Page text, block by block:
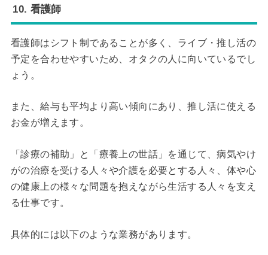
10. 看護師
看護師はシフト制であることが多く、ライブ・推し活の
予定を合わせやすいため、オタクの人に向いているでし
ょう。
また、給与も平均より高い傾向にあり、推し活に使える
お金が増えます。
「診療の補助」と「療養上の世話」を通じて、病気やけ
がの治療を受ける人々や介護を必要とする人々、体や心
の健康上の様々な問題を抱えながら生活する人々を支え
る仕事です。
具体的には以下のような業務があります。